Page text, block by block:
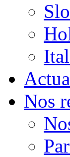
Nos